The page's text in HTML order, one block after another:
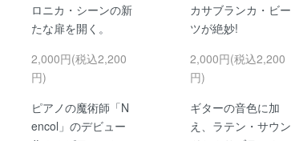
ロニカ・シーンの新
たな扉を開く。
2,000円(税込2,200
円)
ピアノの魔術師「N
encol」のデビュー
カサブランカ・ビー
ツが絶妙!
2,000円(税込2,200
円)
ギターの音色に加
え、ラテン・サウン